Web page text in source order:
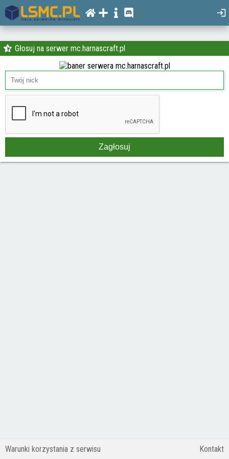
Głosuj na serwer mc.harnascraft.pl
Zagłosuj
Warunki korzystania z serwisu Kontakt